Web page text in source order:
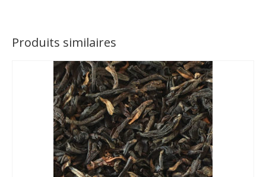
Produits similaires